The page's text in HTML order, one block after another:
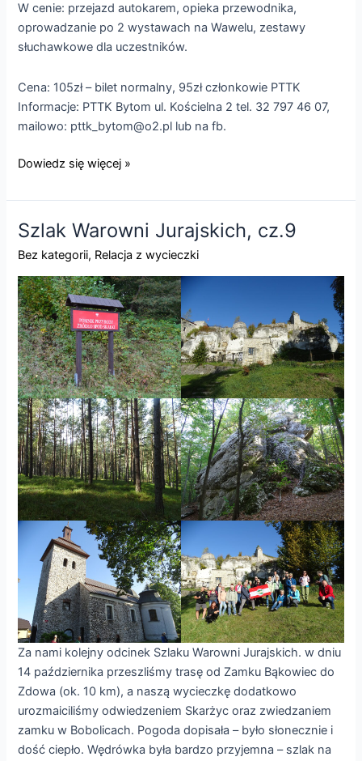
W cenie: przejazd autokarem, opieka przewodnika,
oprowadzanie po 2 wystawach na Wawelu, zestawy
słuchawkowe dla uczestników.
Cena: 105zł – bilet normalny, 95zł członkowie PTTK
Informacje: PTTK Bytom ul. Kościelna 2 tel. 32 797 46 07,
mailowo: pttk_bytom@o2.pl lub na fb.
KRAKÓW
Wystawa
Złoty
Wiek,
Komnaty
Reprezentacyjne
oraz
Jarmark
Adwentowy
–
25
listopada
2023
Dowiedz się więcej »
Szlak Warowni Jurajskich, cz.9
Bez kategorii, Relacja z wycieczki
Za nami kolejny odcinek Szlaku Warowni Jurajskich. w dniu
14 października przeszliśmy trasę od Zamku Bąkowiec do
Zdowa (ok. 10 km), a naszą wycieczkę dodatkowo
urozmaiciliśmy odwiedzeniem Skarżyc oraz zwiedzaniem
zamku w Bobolicach. Pogoda dopisała – było słonecznie i
dość ciepło. Wędrówka była bardzo przyjemna – szlak na